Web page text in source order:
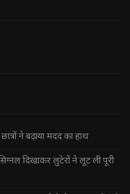
ने बढ़ाया मदद का हाथ
दिखाकर लुटेरों ने लूट ली पूरी